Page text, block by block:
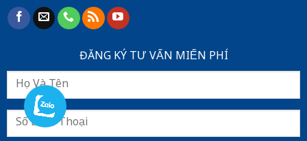
ĐĂNG KÝ TƯ VẤN MIẾN PHÍ